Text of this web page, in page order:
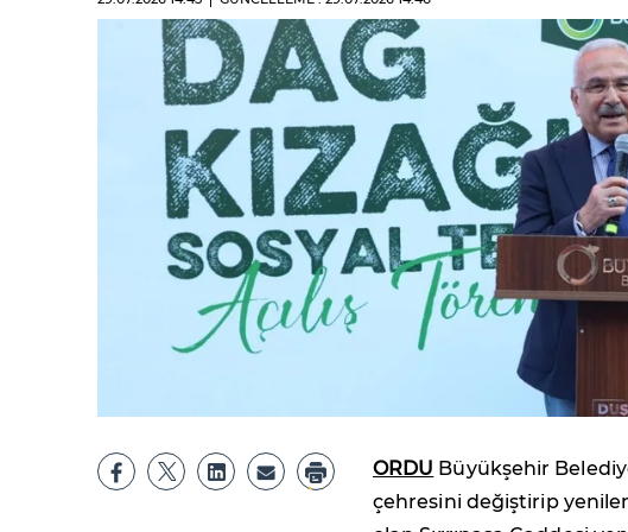
ORDU Büyükşehir
çehresini değiştirip